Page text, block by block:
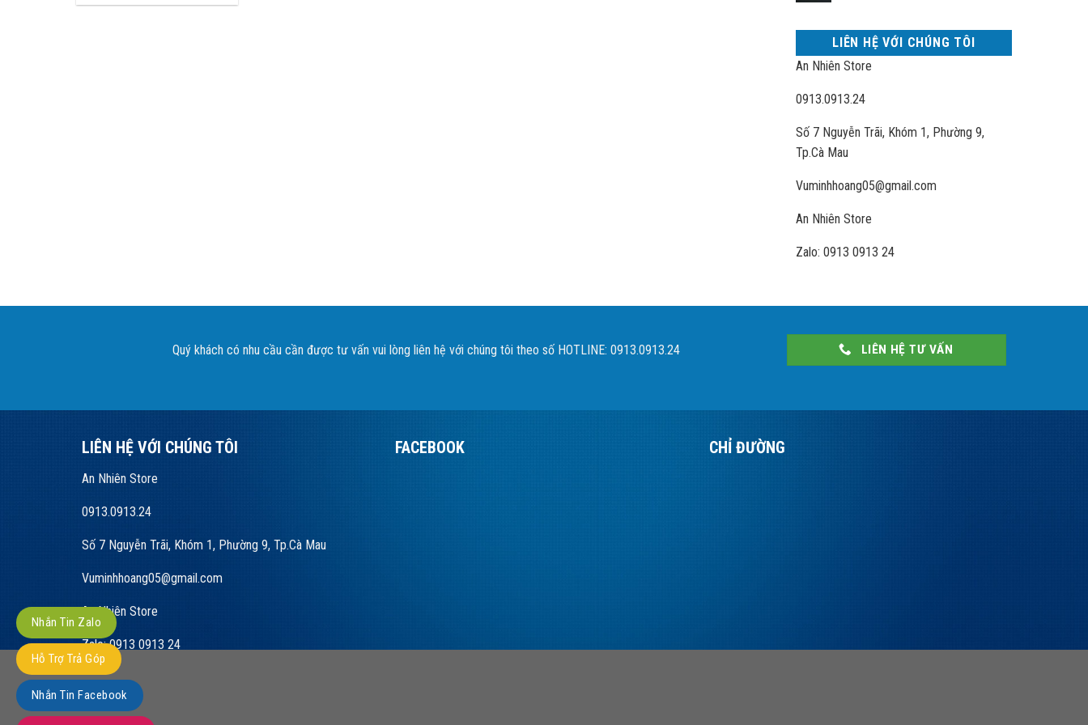
LIÊN HỆ VỚI CHÚNG TÔI
An Nhiên Store
0913.0913.24
Số 7 Nguyễn Trãi, Khóm 1, Phường 9,
Tp.Cà Mau
Vuminhhoang05@gmail.com
An Nhiên Store
Zalo: 0913 0913 24
Quý khách có nhu cầu cần được tư vấn vui lòng liên hệ với chúng tôi theo số HOTLINE: 0913.0913.24 LIÊN HỆ TƯ VẤN
LIÊN HỆ VỚI CHÚNG TÔI
An Nhiên Store
0913.0913.24
Số 7 Nguyễn Trãi, Khóm 1, Phường 9, Tp.Cà Mau
Vuminhhoang05@gmail.com
An Nhiên Store
Zalo: 0913 0913 24
FACEBOOK CHỈ ĐƯỜNG
Nhắn Tin Zalo
Hỗ Trợ Trả Góp
Nhắn Tin Facebook